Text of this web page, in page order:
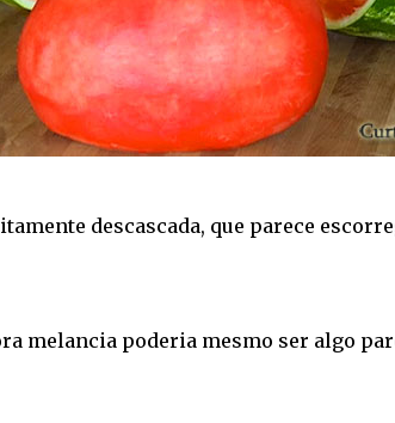
descascada, que parece
melancia poderia mesmo ser algo